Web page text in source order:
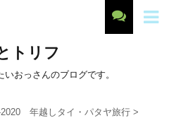
トリフ
おっさんのブログです。
2020 年越しタイ・パタヤ旅行 >